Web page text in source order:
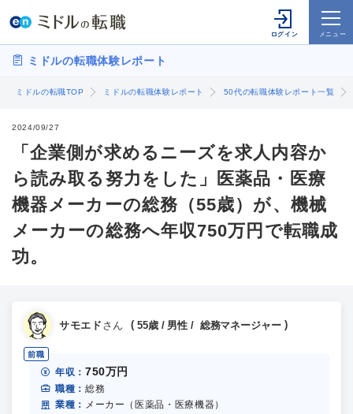
ミドルの転職体験レポート
ミドルの転職TOP ミドルの転職体験レポート 50代の転職体験レポート一覧
2024/09/27
「企業側が求めるニーズを求人内容か
ら読み取る努力をした」医薬品・医療
機器メーカーの総務（55歳）が、機械
メーカーの総務へ年収750万円で転職成
功。
サモエド さん 55歳 / 男性 / 総務マネージャー
前職
年収： 750万円
職種： 総務
業種： メーカー（医薬品・医療機器）